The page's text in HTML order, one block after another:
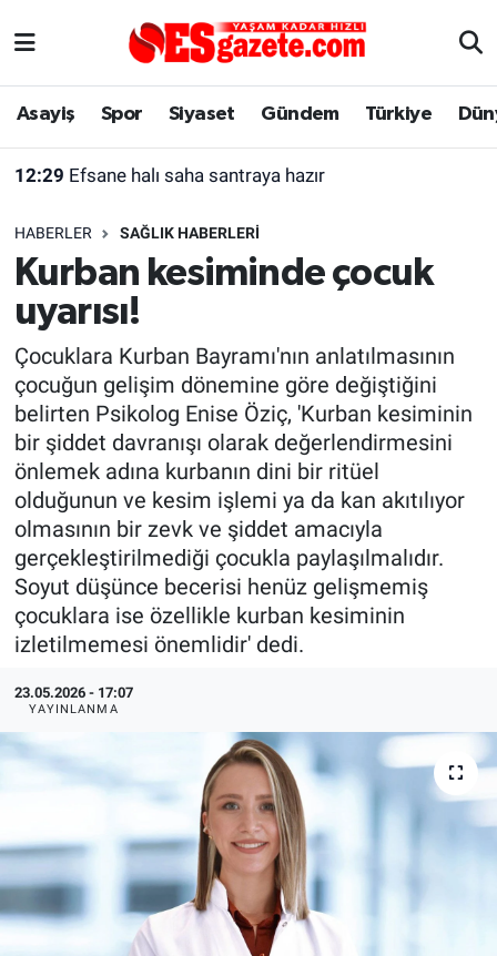
Asayiş Spor Siyaset Gündem Türkiye
12:29 Efsane halı saha santraya hazır
HABERLER SAĞLIK HABERLERI
Kurban kesiminde çocuk
uyarısı!
Çocuklara Kurban Bayramı'nın anlatılmasının
çocuğun gelişim dönemine göre değiştiğini
belirten Psikolog Enise Öziç, 'Kurban kesiminin
bir şiddet davranışı olarak değerlendirmesini
önlemek adına kurbanın dini bir ritüel
olduğunun ve kesim işlemi ya da kan akıtılıyor
olmasının bir zevk ve şiddet amacıyla
gerçekleştirilmediği çocukla paylaşılmalıdır.
Soyut düşünce becerisi henüz gelişmemiş
çocuklara ise özellikle kurban kesiminin
izletilmemesi önemlidir' dedi.
23.05.2026 - 17:07
YAYINLANMA
Asayiş
Gündem
Türkiye
Dünya
Sağlık
Alış-Veriş/İş dünyası
Yaşam
Eskişehirspor Arşivi
Eskişehir Arşivi
Röportaj
Ekonomi
Kültür Sanat
Politika
Bilecik
Kütahya
Gezi
Genel
Yerel
Magazin
Eskişehir Nöbetçi Eczaneler
Süper Lig Puan Durumu ve Fikstür
Tüm Manşetler
Son Dakika Haberleri
Haber Arşivi